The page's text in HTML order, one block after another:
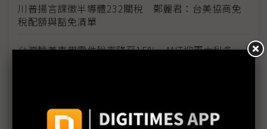
川普揚言課徵半導體232關稅 鄭麗君：台美協商免
稅配額與豁免清單
台灣輸美車用零件稅率降至15% MIT迎兩大利多、
廠迎利多行情